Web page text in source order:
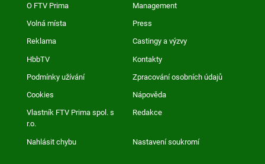
O FTV Prima Management
Volná místa Press
Reklama Castingy a výzvy
HbbTV Kontakty
Podmínky užívání Zpracování osobních údajů
Cookies Nápověda
Vlastník FTV Prima spol. s
r.o.
Redakce
Nahlásit chybu Nastavení soukromí